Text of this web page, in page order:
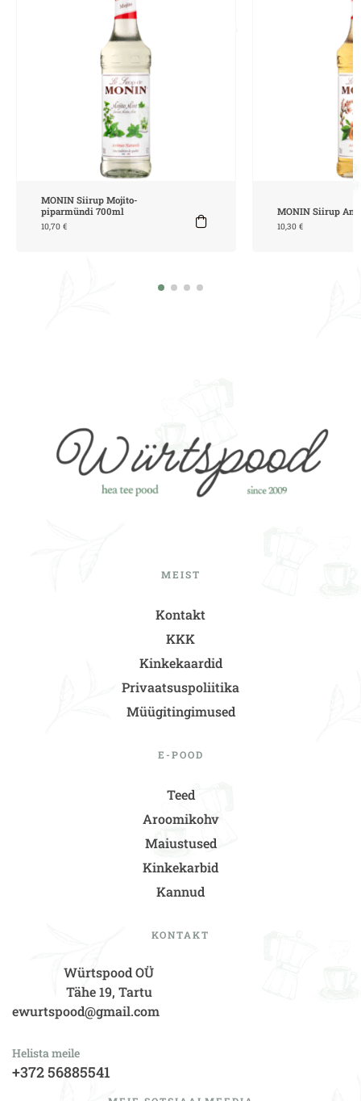
MONIN Siirup Mojito-
piparmündi 700ml
10,70 €
MONIN Siirup
10,30€
MEIST
Kontakt
KKK
Kinkekaardid
Privaatsuspoliitika
Müügitingimused
E-POOD
Teed
Aroomikohv
Maiustused
Kinkekarbid
Kannud
KONTAKT
Würtspood OÜ
Tähe 19, Tartu
ewurtspood@gmail.com
Helista meile
+372 56885541